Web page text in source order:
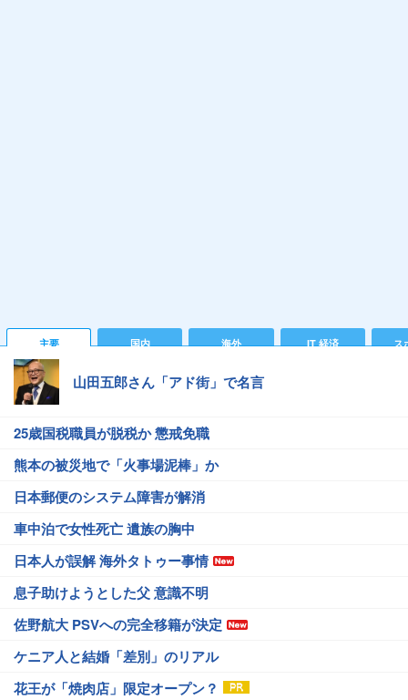
主要 国内 海外 IT 経済 ス
山田五郎さん「アド街」で名言
25歳国税職員が脱税か 懲戒免職
熊本の被災地で「火事場泥棒」か
日本郵便のシステム障害が解消
車中泊で女性死亡 遺族の胸中
日本人が誤解 海外タトゥー事情
息子助けようとした父 意識不明
佐野航大 PSVへの完全移籍が決定
ケニア人と結婚「差別」のリアル
花王が「焼肉店」限定オープン？